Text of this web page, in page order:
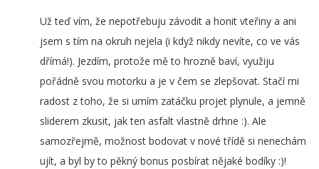
Už teď vím, že nepotřebuju závodit a honit vteřiny a ani
jsem s tím na okruh nejela (i když nikdy nevíte, co ve vás
dřímá!). Jezdím, protože mě to hrozně baví, využiju
pořádně svou motorku a je v čem se zlepšovat. Stačí mi
radost z toho, že si umím zatáčku projet plynule, a jemně
sliderem zkusit, jak ten asfalt vlastně drhne :). Ale
samozřejmě, možnost bodovat v nové třídě si nenechám
ujít, a byl by to pěkný bonus posbírat nějaké bodíky :)!